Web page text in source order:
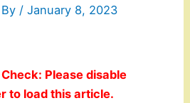
/January 8, 2023
Please disable
to load this article.